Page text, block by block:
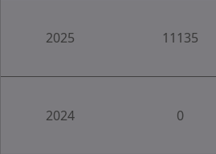
2025 11135
2024 0